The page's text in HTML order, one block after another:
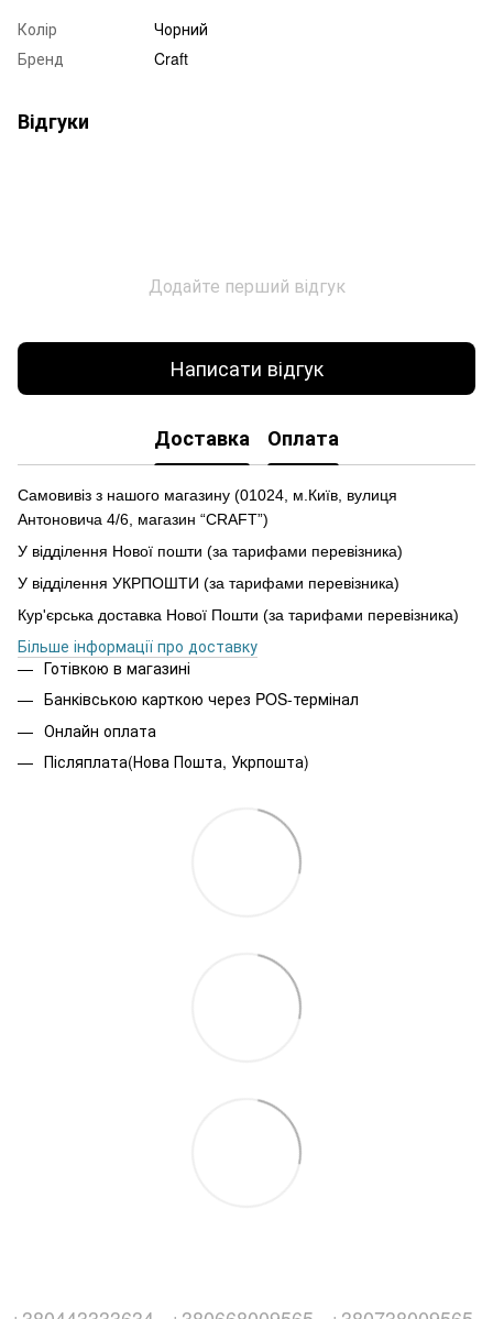
Колір
Чорний
Бренд
Craft
Відгуки
Додайте перший відгук
Написати відгук
Доставка Оплата
Самовивіз з нашого магазину (01024, м.Київ, вулиця
Антоновича 4/6, магазин “CRAFT”)
У відділення Нової пошти (за тарифами перевізника)
У відділення УКРПОШТИ (за тарифами перевізника)
Кур'єрська доставка Нової Пошти (за тарифами перевізника)
Більше інформації про доставку
Готівкою в магазині
Банківською карткою через POS-термінал
Онлайн оплата
Післяплата(Нова Пошта, Укрпошта)